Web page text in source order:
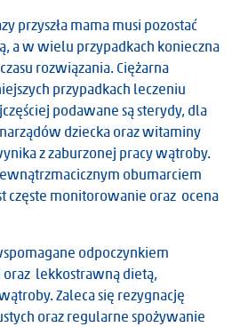
przyszła mama musi pozostać
a w wielu przypadkach konieczna
rozwiązania. Ciężarna
przypadkach leczeniu
podawane są sterydy, dla
dziecka oraz witaminy
z zaburzonej pracy wątroby.
obumarciem
częste monitorowanie oraz ocena
odpoczynkiem
oraz lekkostrawną dietą,
Zaleca się rezygnację
oraz regularne spożywanie